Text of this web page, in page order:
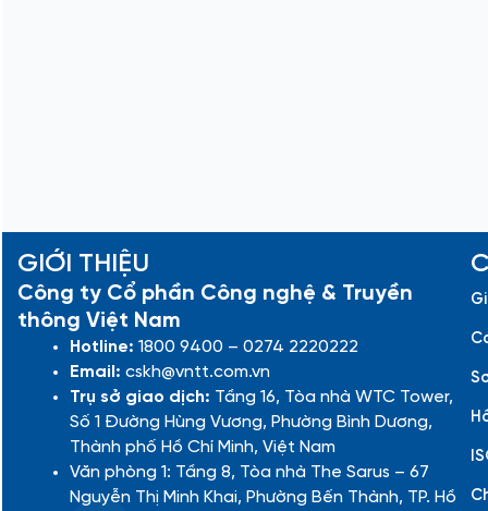
GIỚI THIỆU
Công ty Cổ phần Công nghệ & Truyền
thông Việt Nam
Hotline: 1800 9400 – 0274 2220222
Email: cskh@vntt.com.vn
Trụ sở giao dịch: Tầng 16, Tòa nhà WTC Tower,
Số 1 Đường Hùng Vương, Phường Bình Dương,
Thành phố Hồ Chí Minh, Việt Nam
Văn phòng 1: Tầng 8, Tòa nhà The Sarus – 67
Nguyễn Thị Minh Khai, Phường Bến Thành, TP. Hồ